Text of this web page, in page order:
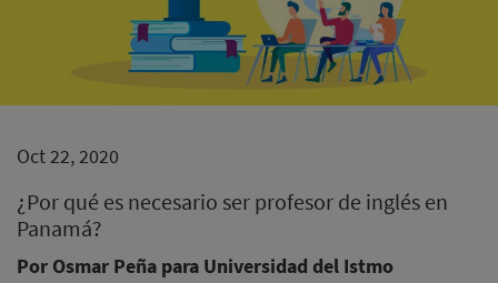
Oct 22, 2020
¿Por qué es necesario ser profesor de inglés en
Panamá?
Por Osmar Peña para Universidad del Istmo